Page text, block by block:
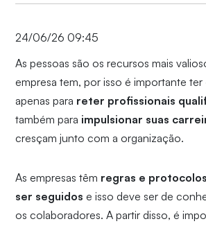
24/06/26 09:45
As pessoas são os recursos mais
empresa tem, por isso é importante ter
apenas para reter profissionais
também para impulsionar suas
cresçam junto com a organização.
As empresas têm regras e
ser seguidos e isso deve ser de
os colaboradores. A partir disso, é